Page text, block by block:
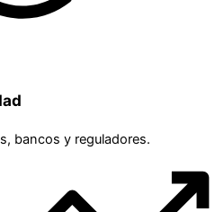
bancos y reguladores.